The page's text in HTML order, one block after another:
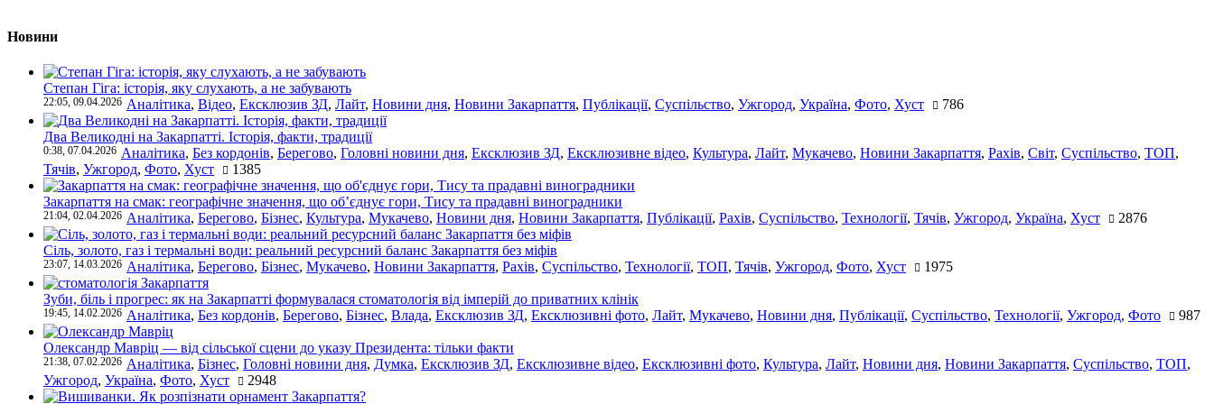
Новини
Степан Гіга: історія, яку слухають, а не забувають
22:05, 09.04.2026 Аналітика, Відео, Ексклюзив ЗД, Лайт, Новини дня, Новини Закарпаття, Публікації, Суспільство, Ужгород, Україна, Фото, Хуст 786
Два Великодні на Закарпатті. Історія, факти, традиції
0:38, 07.04.2026 Аналітика, Без кордонів, Берегово, Головні новини дня, Ексклюзив ЗД, Ексклюзивне відео, Культура, Лайт, Мукачево, Новини Закарпаття, Рахів, Світ, Суспільство, ТОП,
Тячів, Ужгород, Фото, Хуст 1385
Закарпаття на смак: географічне значення, що об’єднує гори, Тису та прадавні виноградники
21:04, 02.04.2026 Аналітика, Берегово, Бізнес, Культура, Мукачево, Новини дня, Новини Закарпаття, Публікації, Рахів, Суспільство, Технології, Тячів, Ужгород, Україна, Хуст 2876
Сіль, золото, газ і термальні води: реальний ресурсний баланс Закарпаття без міфів
23:07, 14.03.2026 Аналітика, Берегово, Бізнес, Мукачево, Новини Закарпаття, Рахів, Суспільство, Технології, ТОП, Тячів, Ужгород, Фото, Хуст 1975
Зуби, біль і прогрес: як на Закарпатті формувалася стоматологія від імперій до приватних клінік
19:45, 14.02.2026 Аналітика, Без кордонів, Берегово, Бізнес, Влада, Ексклюзив ЗД, Ексклюзивні фото, Лайт, Мукачево, Новини дня, Публікації, Суспільство, Технології, Ужгород, Фото 987
Олександр Мавріц — від сільської сцени до указу Президента: тільки факти
21:38, 07.02.2026 Аналітика, Бізнес, Головні новини дня, Думка, Ексклюзив ЗД, Ексклюзивне відео, Ексклюзивні фото, Культура, Лайт, Новини дня, Новини Закарпаття, Суспільство, ТОП,
Ужгород, Україна, Фото, Хуст 2948